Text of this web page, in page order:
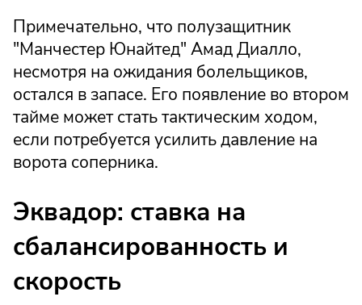
Примечательно, что полузащитник
"Манчестер Юнайтед" Амад Диалло,
несмотря на ожидания болельщиков,
остался в запасе. Его появление во втором
тайме может стать тактическим ходом,
если потребуется усилить давление на
ворота соперника.
Эквадор: ставка на
сбалансированность и
скорость